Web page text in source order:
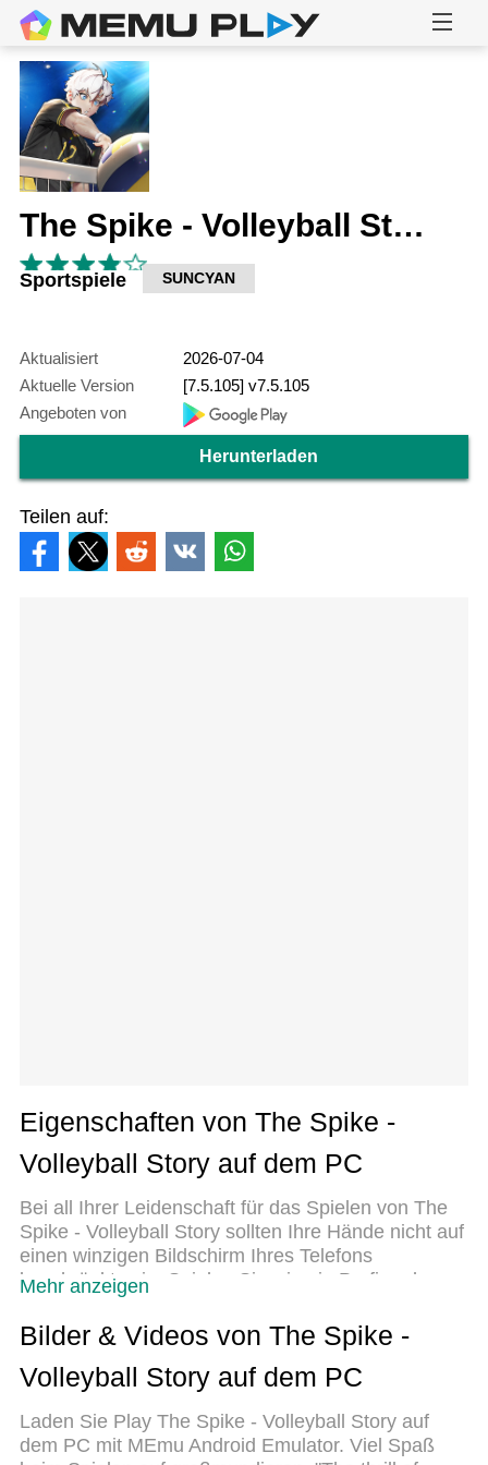
The Spike - Volleyball Story
Sportspiele SUNCYAN
Aktualisiert
2026-07-04
Aktuelle Version
[7.5.105] v7.5.105
Angeboten von
Herunterladen
Teilen auf:
Eigenschaften von The Spike -
Volleyball Story auf dem PC
Bei all Ihrer Leidenschaft für das Spielen von The
Spike - Volleyball Story sollten Ihre Hände nicht auf
einen winzigen Bildschirm Ihres Telefons
beschränkt sein. Spielen Sie wie ein Profi und
übernehmen Sie die volle Kontrolle über Ihr Spiel
mit Tastatur und Maus. MEmu bietet Ihnen all die
Dinge, die Sie erwarten. Laden Sie The Spike -
Volleyball Story herunter und spielen Sie es auf
ohne Grenzwerte für Akku, mobile Daten und
störende Anrufe. Das brandneue MEmu 9 ist die
Mehr anzeigen
Bilder & Videos von The Spike -
Volleyball Story auf dem PC
Laden Sie Play The Spike - Volleyball Story auf
dem PC mit MEmu Android Emulator. Viel Spaß